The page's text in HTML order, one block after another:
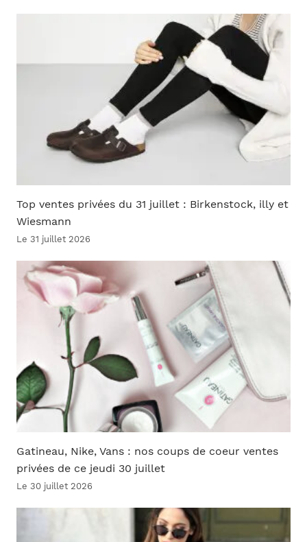
Top ventes privées du 31 juillet : Birkenstock, illy et
Wiesmann
Le 31 juillet 2026
Gatineau, Nike, Vans : nos coups de coeur ventes
privées de ce jeudi 30 juillet
Le 30 juillet 2026